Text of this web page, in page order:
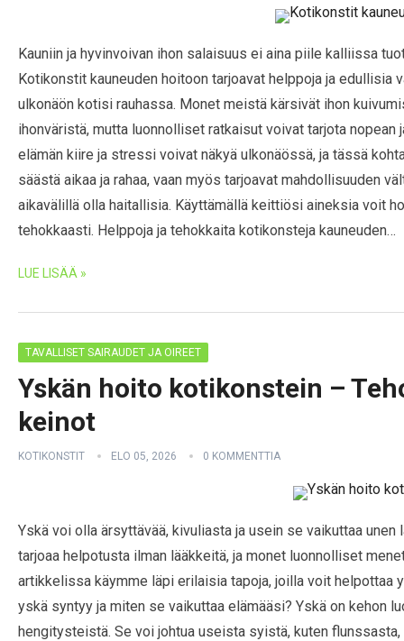
Kauniin ja hyvinvoivan ihon salaisuus ei aina piile kalliissa
Kotikonstit kauneuden hoitoon tarjoavat helppoja ja edullisia
ulkonäön kotisi rauhassa. Monet meistä kärsivät ihon
ihonväristä, mutta luonnolliset ratkaisut voivat tarjota
elämän kiire ja stressi voivat näkyä ulkonäössä, ja tässä
säästä aikaa ja rahaa, vaan myös tarjoavat mahdollisuuden
aikavälillä olla haitallisia. Käyttämällä keittiösi aineksia voit
tehokkaasti. Helppoja ja tehokkaita kotikonsteja kauneuden…
LUE LISÄÄ »
TAVALLISET SAIRAUDET JA OIREET
Yskän hoito kotikonstein –
keinot
KOTIKONSTIT ELO 05, 2026 0 KOMMENTTIA
Yskä voi olla ärsyttävää, kivuliasta ja usein se vaikuttaa
tarjoaa helpotusta ilman lääkkeitä, ja monet luonnolliset
artikkelissa käymme läpi erilaisia tapoja, joilla voit
yskä syntyy ja miten se vaikuttaa elämääsi? Yskä on kehon
hengitysteistä. Se voi johtua useista syistä, kuten